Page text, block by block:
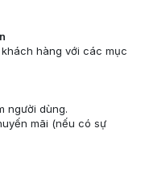
hàng với các mục
người dùng.
mãi (nếu có sự